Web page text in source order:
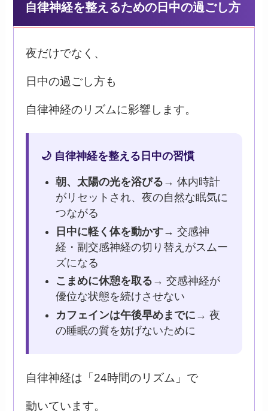
自律神経を整えるための日中の過ごし方
夜だけでなく、
日中の過ごし方も
自律神経のリズムに影響します。
🌙 自律神経を整える日中の習慣
朝、太陽の光を浴びる → 体内時計
がリセットされ、夜の自然な眠気に
つながる
日中に軽く体を動かす→ 交感神
経・副交感神経の切り替えがスムー
ズになる
こまめに休憩を取る → 交感神経が
優位な状態を続けさせない
カフェインは午後早めまでに → 夜
の睡眠の質を妨げないために
自律神経は「24時間のリズム」で
動いています。